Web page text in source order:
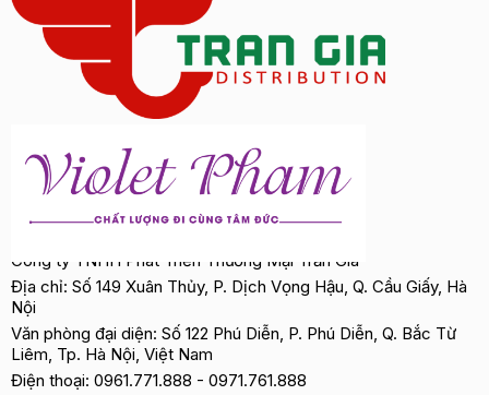
Công ty TNHH Phát Triển Thương Mại Trần Gia
Địa chỉ: Số 149 Xuân Thủy, P. Dịch Vọng Hậu, Q. Cầu Giấy, Hà
Nội
Văn phòng đại diện: Số 122 Phú Diễn, P. Phú Diễn, Q. Bắc Từ
Liêm, Tp. Hà Nội, Việt Nam
Điện thoại: 0961.771.888 - 0971.761.888